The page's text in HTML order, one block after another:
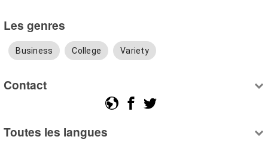
Les genres
Business College Variety
Contact
Toutes les langues